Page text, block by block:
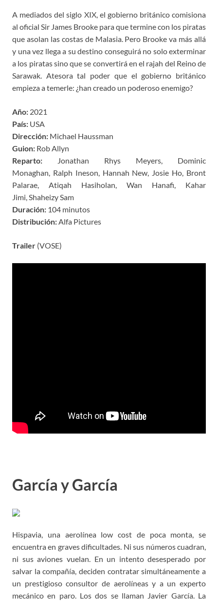
A mediados del siglo XIX, el gobierno británico comisiona
al oficial Sir James Brooke para que termine con los piratas
que asolan las costas de Malasia. Pero Brooke va más allá
y una vez llega a su destino conseguirá no solo exterminar
a los piratas sino que se convertirá en el rajah del Reino de
Sarawak. Atesora tal poder que el gobierno británico
empieza a temerle: ¿han creado un poderoso enemigo?
Año: 2021
País: USA
Dirección: Michael Haussman
Guion: Rob Allyn
Reparto: Jonathan Rhys Meyers, Dominic
Monaghan, Ralph Ineson, Hannah New, Josie Ho, Bront
Palarae, Atiqah Hasiholan, Wan Hanafi, Kahar
Jimi, Shaheizy Sam
Duración: 104 minutos
Distribución:Alfa Pictures
Trailer (VOSE)
García y García
Hispavia, una aerolínea low cost de poca monta, se
encuentra en graves dificultades. Ni sus números cuadran,
ni sus aviones vuelan. En un intento desesperado por
salvar la compañía, deciden contratar simultáneamente a
un prestigioso consultor de aerolíneas y a un experto
mecánico en paro. Los dos se llaman Javier García. La